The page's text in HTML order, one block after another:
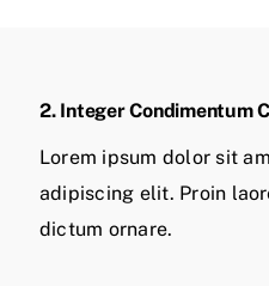
2. Integer Condimentum
Lorem ipsum dolor sit
adipiscing elit. Proin
dictum ornare.